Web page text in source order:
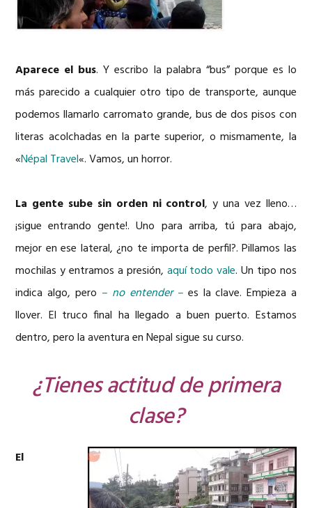
Aparece el bus. Y escribo la palabra “bus” porque es lo
más parecido a cualquier otro tipo de transporte, aunque
podemos llamarlo carromato grande, bus de dos pisos con
literas acolchadas en la parte superior, o mismamente, la
«Népal Travel«. Vamos, un horror.
La gente sube sin orden ni control, y una vez lleno…
¡sigue entrando gente!. Uno para arriba, tú para abajo,
mejor en ese lateral, ¿no te importa de perfil?. Pillamos las
mochilas y entramos a presión, aquí todo vale. Un tipo nos
indica algo, pero – no entender – es la clave. Empieza a
llover. El truco final ha llegado a buen puerto. Estamos
dentro, pero la aventura en Nepal sigue su curso.
¿Tienes actitud de primera
clase?
El